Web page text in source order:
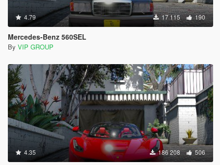
4.79 17 115 190
Mercedes-Benz 560SEL
By VIP GROUP
4.35 186 208 506